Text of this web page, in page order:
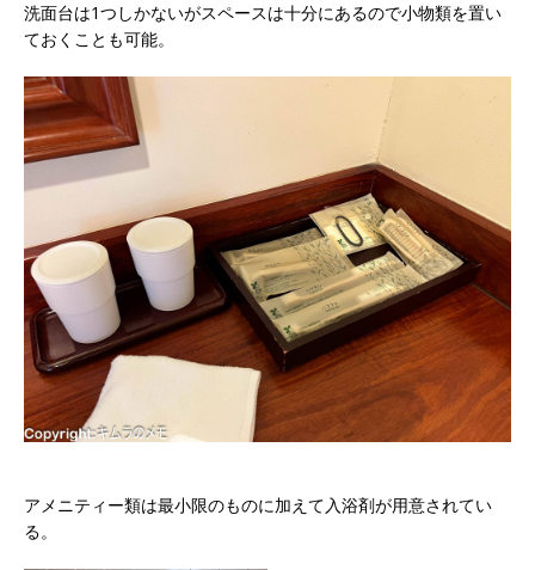
洗面台は1つしかないがスペースは十分にあるので小物類を置い
ておくことも可能。
アメニティー類は最小限のものに加えて入浴剤が用意されてい
る。